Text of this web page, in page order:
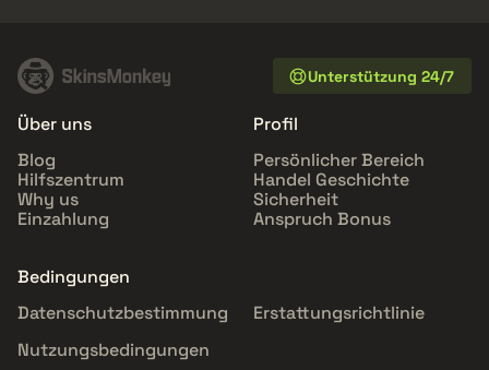
Unterstützung 24/7
Über uns
Blog
Hilfszentrum
Why us
Einzahlung
Profil
Persönlicher Bereich
Handel Geschichte
Sicherheit
Anspruch Bonus
Bedingungen
Datenschutzbestimmung
Erstattungsrichtlinie
Nutzungsbedingungen